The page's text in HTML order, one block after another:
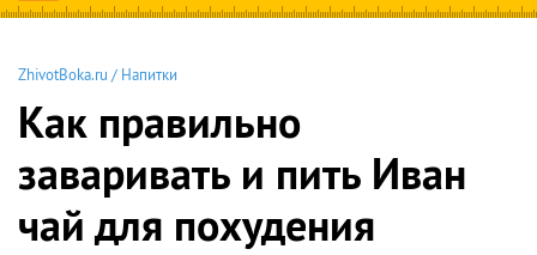
ZhivotBoka.ru / Напитки
Как правильно
заваривать и пить Иван
чай для похудения